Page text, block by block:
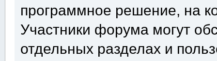
программное решение, на
Участники форума могут
отдельных разделах и